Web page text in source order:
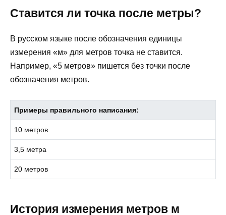
Ставится ли точка после метры?
В русском языке после обозначения единицы
измерения «м» для метров точка не ставится.
Например, «5 метров» пишется без точки после
обозначения метров.
Примеры правильного написания:
10 метров
3,5 метра
20 метров
История измерения метров м